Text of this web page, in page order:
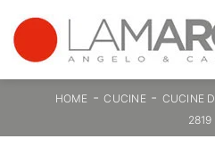
HOME -CUCINE- CUCINE
2819